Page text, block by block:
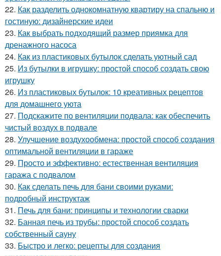
22. Как разделить однокомнатную квартиру на спальню и
гостиную: дизайнерские идеи
23. Как выбрать подходящий размер приямка для
дренажного насоса
24. Как из пластиковых бутылок сделать уютный сад
25. Из бутылки в игрушку: простой способ создать свою
игрушку
26. Из пластиковых бутылок: 10 креативных рецептов
для домашнего уюта
27. Подскажите по вентиляции подвала: как обеспечить
чистый воздух в подвале
28. Улучшение воздухообмена: простой способ создания
оптимальной вентиляции в гараже
29. Просто и эффективно: естественная вентиляция
гаража с подвалом
30. Как сделать печь для бани своими руками:
подробный инструктаж
31. Печь для бани: принципы и технологии сварки
32. Банная печь из трубы: простой способ создать
собственный сауну
33. Быстро и легко: рецепты для создания